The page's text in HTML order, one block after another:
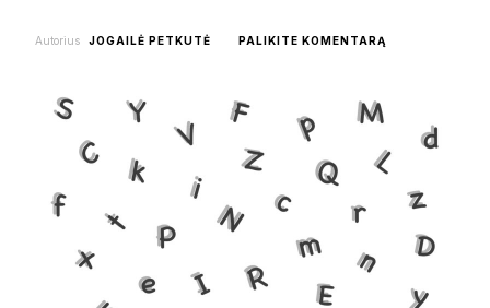
Autorius JOGAILĖ PETKUTĖ PALIKITE KOMENTARĄ
PROMO
KODUOSE:
KODĖL
TIKSLUMAS